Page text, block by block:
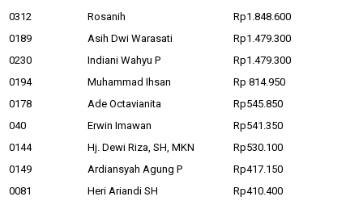
0312
Rosanih
Rp1.848.600
0189
Asih Dwi Warasati
Rp1.479.300
0230
Indiani Wahyu P
Rp1.479.300
0194
Muhammad Ihsan
Rp 814.950
0178
Ade Octavianita
Rp545.850
040
Erwin Imawan
Rp541.350
0144
Hj. Dewi Riza, SH, MKN
Rp530.100
0149
Ardiansyah Agung P
Rp417.150
0081
Heri Ariandi SH
Rp410.400